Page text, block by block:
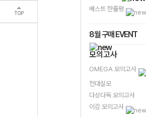
TOP
베스트 한줄평
8월 구매 EVENT
모의고사
OMEGA 모의고사
전대실모
다상다독 모의고사
이감 모의고사